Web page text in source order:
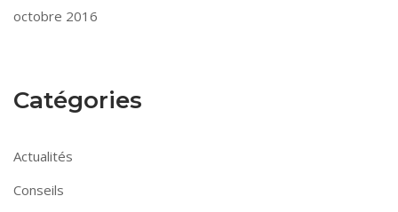
octobre 2016
Catégories
Actualités
Conseils